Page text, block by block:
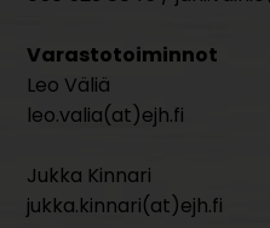
Varastotoiminnot
Leo Väliä
leo.valia(at)ejh.fi
Jukka Kinnari
jukka.kinnari(at)ejh.fi